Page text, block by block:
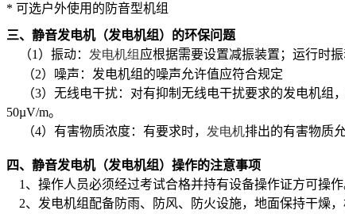
* 可选户外使用的防音型机组
三、静音发电机（发电机组）的环保问题
（1 ）振动： 发电机组 应根据需要设置减振装置；运行时
（2）噪声：发电机组的噪声允许值应符合规定
（3）无线电干扰：对有抑制无线电干扰要求的发电机组
50µV/m。
（4）有害物质浓度：有要求时， 发电机排出的有害物质
四、静音发电机（发电机组）操作的注意事项
1 、操作人员必须经过考试合格并持有设备操作证方可操作
2、发电机组配备防雨、防风、防火设施，地面保持干燥